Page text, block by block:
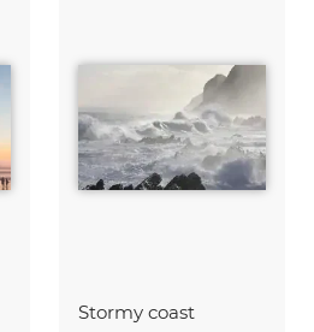
Stormy coast